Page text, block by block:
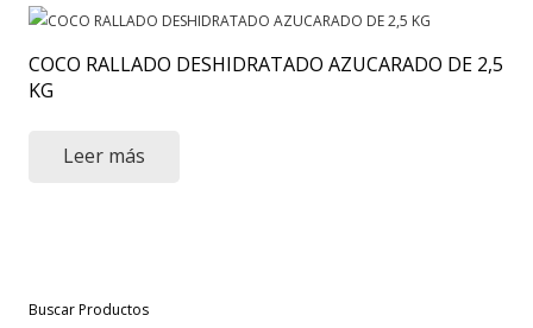
COCO RALLADO DESHIDRATADO AZUCARADO DE 2,5
KG
Leer más
Buscar Productos